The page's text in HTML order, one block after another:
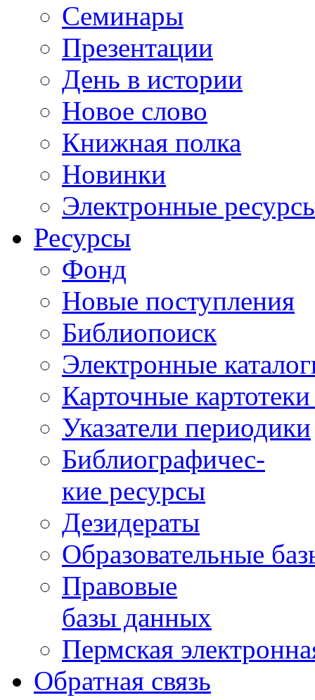
Семинары
Презентации
День в истории
Новое слово
Книжная полка
Новинки
Электронные
Ресурсы
Фонд
Новые поступления
Библиопоиск
Электронные
Карточные
Указатели периодики
Библиографичес-
кие ресурсы
Дезидераты
Образовательные
Правовые
базы данных
Пермская
Обратная связь